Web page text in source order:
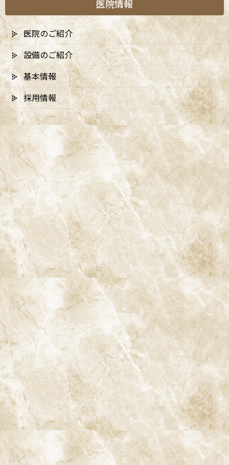
阿佐ヶ谷ことぶき歯科・矯正歯科
〒166-0004 東京都杉並区阿佐谷南3-37-14 第二北原ビル3階
医院情報
医院のご紹介
設備のご紹介
基本情報
採用情報